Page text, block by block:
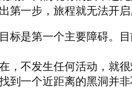
第一步，旅程就无法开启
标是第一个主要障碍。
，不发生任何活动，就
一个近距离的黑洞并非